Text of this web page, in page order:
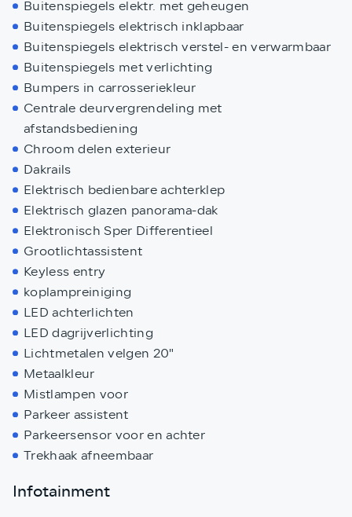
Buitenspiegels elektr. met geheugen
Buitenspiegels elektrisch inklapbaar
Buitenspiegels elektrisch verstel- en verwarmbaar
Buitenspiegels met verlichting
Bumpers in carrosseriekleur
Centrale deurvergrendeling met
afstandsbediening
Chroom delen exterieur
Dakrails
Elektrisch bedienbare achterklep
Elektrisch glazen panorama-dak
Elektronisch Sper Differentieel
Grootlichtassistent
Keyless entry
koplampreiniging
LED achterlichten
LED dagrijverlichting
Lichtmetalen velgen 20"
Metaalkleur
Mistlampen voor
Parkeer assistent
Parkeersensor voor en achter
Trekhaak afneembaar
Infotainment